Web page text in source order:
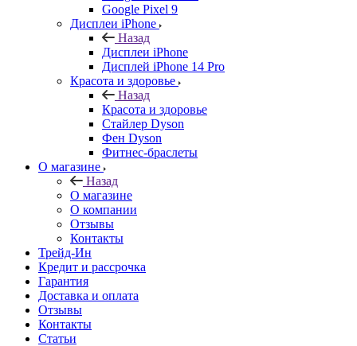
Google Pixel 9
Дисплеи iPhone
Назад
Дисплеи iPhone
Дисплей iPhone 14 Pro
Красота и здоровье
Назад
Красота и здоровье
Стайлер Dyson
Фен Dyson
Фитнес-браслеты
О магазине
Назад
О магазине
О компании
Отзывы
Контакты
Трейд-Ин
Кредит и рассрочка
Гарантия
Доставка и оплата
Отзывы
Контакты
Статьи